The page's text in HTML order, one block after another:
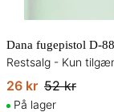
Dana fugepistol D-
26 kr 52 kr
På lager